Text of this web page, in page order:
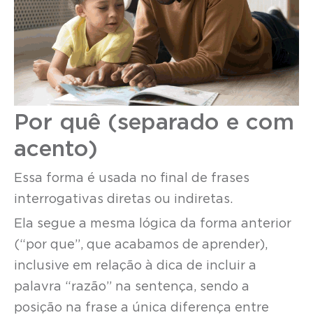
Por quê (separado e com
acento)
Essa forma é usada no final de frases
interrogativas diretas ou indiretas.
Ela segue a mesma lógica da forma anterior
(“por que”, que acabamos de aprender),
inclusive em relação à dica de incluir a
palavra “razão” na sentença, sendo a
posição na frase a única diferença entre